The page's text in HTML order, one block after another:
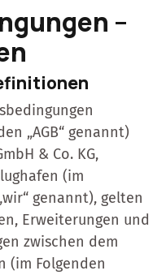
–
„AGB“ genannt)
& Co. KG,
(im
genannt), gelten
Erweiterungen und
zwischen dem
(im Folgenden